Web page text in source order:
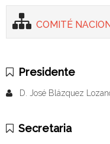
COMITÉ
Presidente
D. José Blázquez
Secretaria